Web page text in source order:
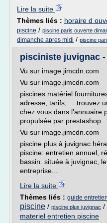
Lire la suite
Thèmes liés : horaire d
piscine / piscine paris ouverte
dimanche apres midi / piscine
pisciniste juvignac
Vu sur image.jimcdn.com
Vu sur image.jimcdn.com
piscines matériel
adresse, tarifs, ... trouvez
chez vous dans l'annuaire
propulsée par prestashop.
Vu sur image.jimcdn.com
piscine plus à juvignac
piscine: entretien annuel,
bassin. située à juvignac,
entreprise...
Lire la suite
Thèmes liés : guide
piscine / piscine plus juvignac /
materiel entretien piscine